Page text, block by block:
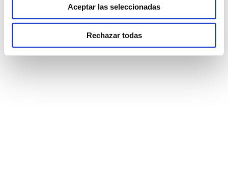
Aceptar las seleccionadas
Rechazar todas